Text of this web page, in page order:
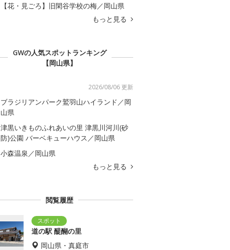
【花・見ごろ】旧閑谷学校の梅／岡山県
もっと見る
GWの人気スポットランキング
【岡山県】
2026/08/06 更新
ブラジリアンパーク鷲羽山ハイランド／岡
山県
津黒いきものふれあいの里 津黒川河川(砂
防)公園 バーベキューハウス／岡山県
小森温泉／岡山県
もっと見る
閲覧履歴
道の駅 醍醐の里
岡山県・真庭市